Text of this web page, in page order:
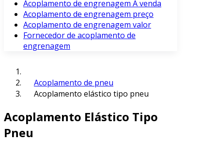
Acoplamento de engrenagem À venda
Acoplamento de engrenagem preço
Acoplamento de engrenagem valor
Fornecedor de acoplamento de
engrenagem
Acoplamento de pneu
Acoplamento elástico tipo pneu
Acoplamento Elástico Tipo
Pneu